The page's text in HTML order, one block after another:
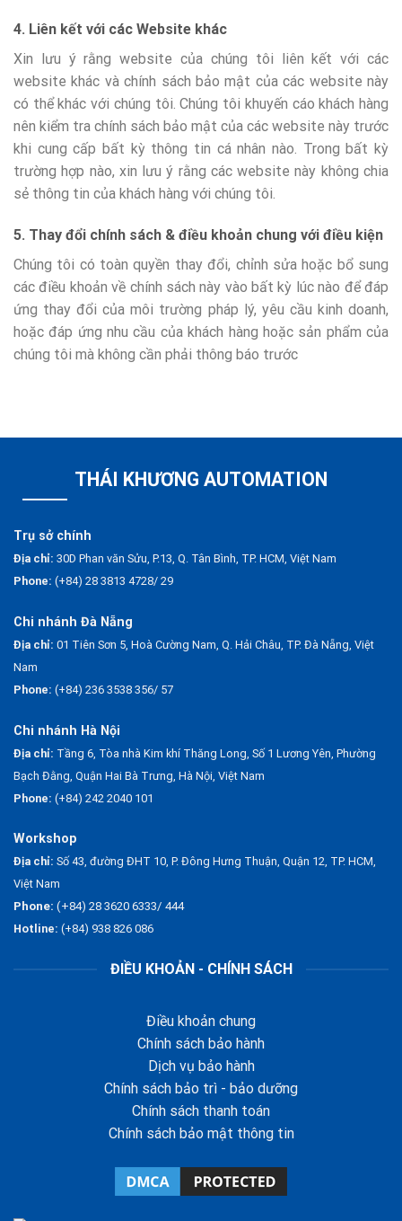
4. Liên kết với các Website khác
Xin lưu ý rằng website của chúng tôi liên kết với các
website khác và chính sách bảo mật của các website này
có thể khác với chúng tôi. Chúng tôi khuyến cáo khách hàng
nên kiểm tra chính sách bảo mật của các website này trước
khi cung cấp bất kỳ thông tin cá nhân nào. Trong bất kỳ
trường hợp nào, xin lưu ý rằng các website này không chia
sẻ thông tin của khách hàng với chúng tôi.
5. Thay đổi chính sách & điều khoản chung với điều kiện
Chúng tôi có toàn quyền thay đổi, chỉnh sửa hoặc bổ sung
các điều khoản về chính sách này vào bất kỳ lúc nào để đáp
ứng thay đổi của môi trường pháp lý, yêu cầu kinh doanh,
hoặc đáp ứng nhu cầu của khách hàng hoặc sản phẩm của
chúng tôi mà không cần phải thông báo trước
THÁI KHƯƠNG AUTOMATION
Trụ sở chính
Địa chỉ: 30D Phan văn Sửu, P.13, Q. Tân Bình, TP. HCM, Việt Nam
Phone: (+84) 28 3813 4728/ 29
Chi nhánh Đà Nẵng
Địa chỉ: 01 Tiên Sơn 5, Hoà Cường Nam, Q. Hải Châu, TP. Đà Nẵng, Việt
Nam
Phone: (+84) 236 3538 356/ 57
Chi nhánh Hà Nội
Địa chỉ: Tầng 6, Tòa nhà Kim khí Thăng Long, Số 1 Lương Yên, Phường
Bạch Đằng, Quận Hai Bà Trưng, Hà Nội, Việt Nam
Phone: (+84) 242 2040 101
Workshop
Địa chỉ: Số 43, đường ĐHT 10, P. Đông Hưng Thuận, Quận 12, TP. HCM,
Việt Nam
Phone: (+84) 28 3620 6333/ 444
Hotline: (+84) 938 826 086
ĐIỀU KHOẢN - CHÍNH SÁCH
Điều khoản chung
Chính sách bảo hành
Dịch vụ bảo hành
Chính sách bảo trì - bảo dưỡng
Chính sách thanh toán
Chính sách bảo mật thông tin